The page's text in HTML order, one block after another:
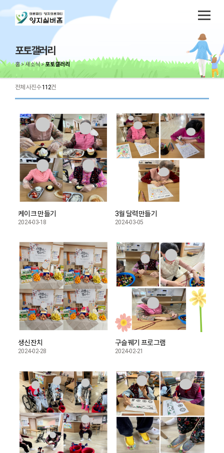
포토갤러리
홈 새소식 포토갤러리
전체 사진수112건
케이크 만들기
2024-03-18
3월 달력만들기
2024-03-05
생신잔치
2024-02-28
구슬꿰기 프로그램
2024-02-21